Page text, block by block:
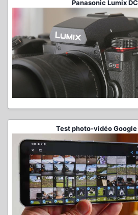
Panasonic Lumix
Test photo-vidéo Google